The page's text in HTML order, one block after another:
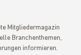
Mitgliedermagazin
Branchenthemen,
informieren.